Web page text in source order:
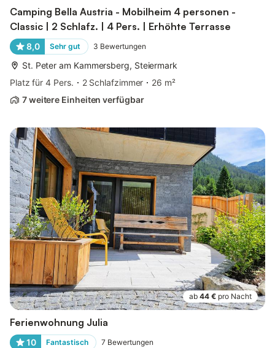
Camping Bella Austria - Mobilheim 4 personen -
Classic | 2 Schlafz. | 4 Pers. | Erhöhte Terrasse
8,0 Sehr gut 3 Bewertungen
St. Peter am Kammersberg, Steiermark
Platz für 4 Pers.
2 Schlafzimmer
26 m²
7 weitere Einheiten verfügbar
ab 44 € pro Nacht
Ferienwohnung Julia
10 Fantastisch 7 Bewertungen